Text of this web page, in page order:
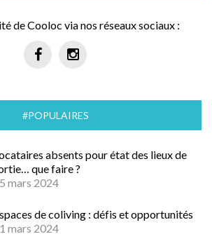
de Cooloc via nos réseaux sociaux :
#POPULAIRES
absents pour état des lieux de
que faire ?
mars 2024
de coliving : défis et opportunités
mars 2024